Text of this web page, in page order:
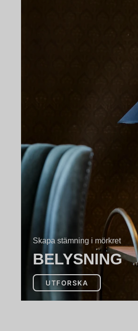
BELYSNING
Skapa stämning i mörkret
UTFORSKA